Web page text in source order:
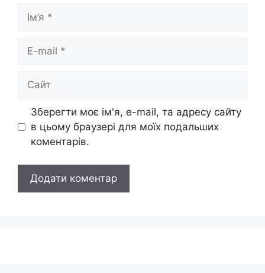
Ім’я
Сайт
Зберегти моє ім'я, e-mail, та адресу сайту
в цьому браузері для моїх подальших
коментарів.